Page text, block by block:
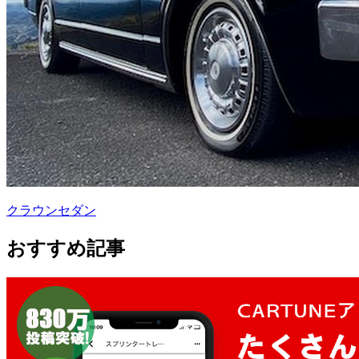
クラウンセダン
おすすめ記事